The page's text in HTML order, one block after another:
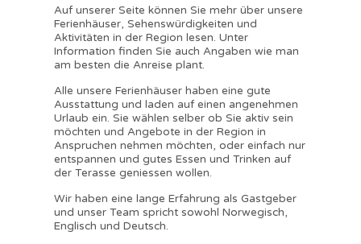
Auf unserer Seite können Sie mehr über unsere
Ferienhäuser, Sehenswürdigkeiten und
Aktivitäten in der Region lesen. Unter
Information finden Sie auch Angaben wie man
am besten die Anreise plant.
Alle unsere Ferienhäuser haben eine gute
Ausstattung und laden auf einen angenehmen
Urlaub ein. Sie wählen selber ob Sie aktiv sein
möchten und Angebote in der Region in
Anspruchen nehmen möchten, oder einfach nur
entspannen und gutes Essen und Trinken auf
der Terasse geniessen wollen.
Wir haben eine lange Erfahrung als Gastgeber
und unser Team spricht sowohl Norwegisch,
Englisch und Deutsch.